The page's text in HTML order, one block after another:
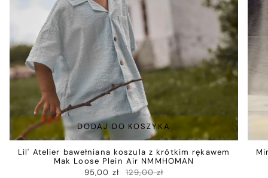
DODAJ DO KOSZYKA
Lil' Atelier bawełniana koszula z krótkim rękawem
Mak Loose Plein Air NMMHOMAN
95,00 zł
129,00 zł